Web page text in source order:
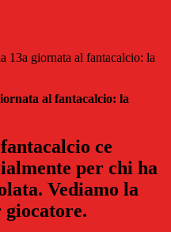
13a giornata al fantacalcio: la
al fantacalcio: la
ce
per chi ha
Vediamo la
giocatore.